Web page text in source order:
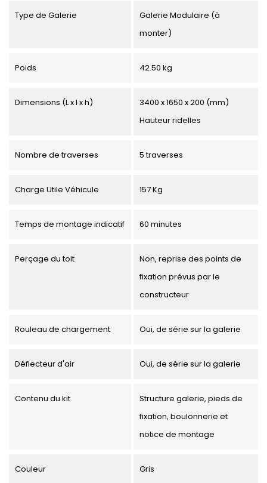
Type de Galerie
Galerie Modulaire (à
monter)
Poids 42.50 kg
Dimensions (L x l x h)
3400 x 1650 x 200 (mm)
Hauteur ridelles
Nombre de traverses 5 traverses
Charge Utile Véhicule 157 Kg
Temps de montage indicatif 60 minutes
Perçage du toit
Non, reprise des points de
fixation prévus par le
constructeur
Rouleau de chargement Oui, de série sur la galerie
Déflecteur d'air Oui, de série sur la galerie
Contenu du kit
Structure galerie, pieds de
fixation, boulonnerie et
notice de montage
Couleur Gris